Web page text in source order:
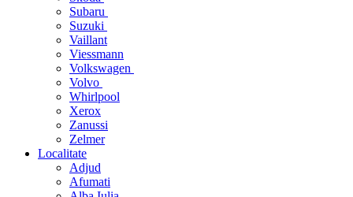
Subaru
Suzuki
Vaillant
Viessmann
Volkswagen
Volvo
Whirlpool
Xerox
Zanussi
Zelmer
Localitate
Adjud
Afumati